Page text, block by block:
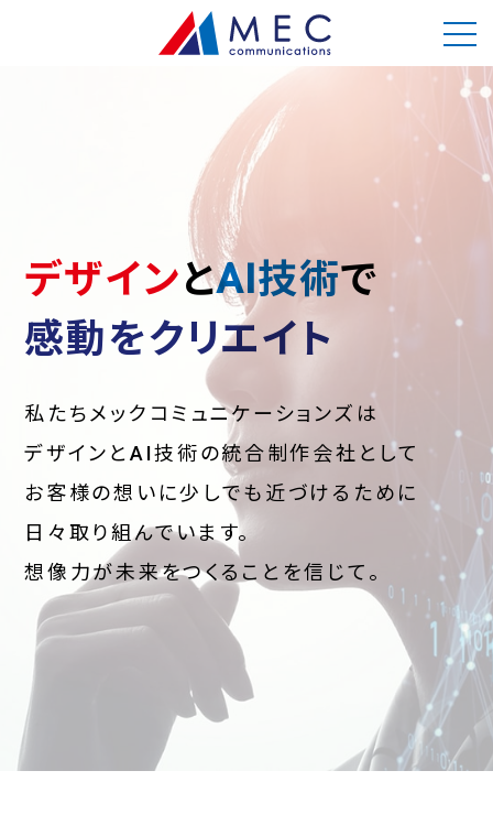
デザインとAI技術で
感動をクリエイト
私たちメックコミュニケーションズは
デザインとAI技術の統合制作会社として
お客様の想いに少しでも近づけるために
日々取り組んでいます。
想像力が未来をつくることを信じて。